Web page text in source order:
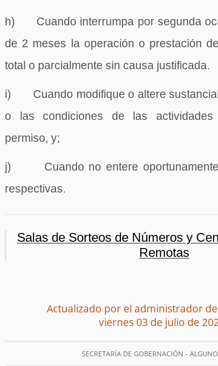
h) Cuando interrumpa por segunda
de 2 meses la operación o prestación
total o parcialmente sin causa justificada.
i) Cuando modifique o altere
o las condiciones de las
permiso, y;
j) Cuando no entere oportunamente
respectivas.
Salas de Sorteos de Números y
Remotas
Actualizado por el administrador
viernes 03 de julio de
SECRETARÍA DE GOBERNACIÓN -